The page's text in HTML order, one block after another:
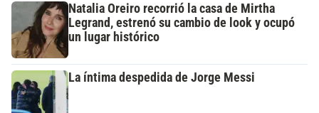
Natalia Oreiro recorrió la casa de Mirtha
Legrand, estrenó su cambio de look y ocupó
un lugar histórico
La íntima despedida de Jorge Messi